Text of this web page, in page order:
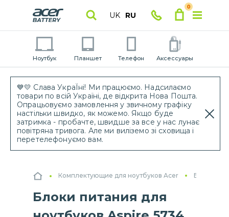
💙💛 Слава УкраЇні! Ми працюємо. Надсилаємо
товари по всій Україні, де відкрита Нова Пошта.
Опрацьовуємо замовлення у звичному графіку
настільки швидко, як можемо. Якщо буде
затримка - пробачте, швидше за все у нас лунає
повітряна тривога. Але ми виліземо зі сховища і
перетелефонуємо вам.
UK RU
0
Ноутбук Планшет Телефон Аксессуары
Комплектующие для ноутбуков Acer Блоки
Блоки питания для